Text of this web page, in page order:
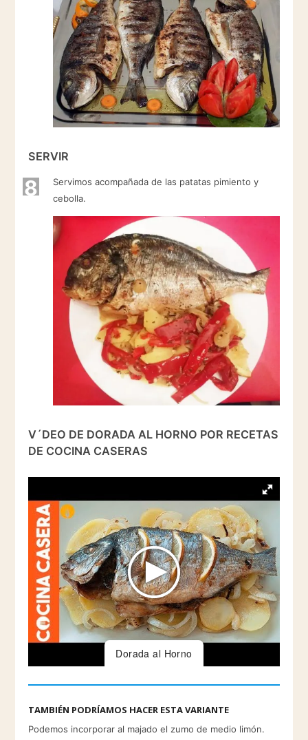
SERVIR
8
Servimos acompañada de las patatas pimiento y
cebolla.
V´DEO DE DORADA AL HORNO POR RECETAS
DE COCINA CASERAS
Dorada al Horno
TAMBIÉN PODRÍAMOS HACER ESTA VARIANTE
Podemos incorporar al majado el zumo de medio limón.